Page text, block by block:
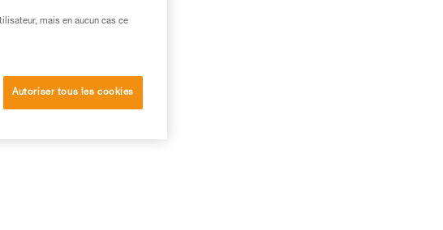
rechargeable
de
mais en aucun cas ce
Autoriser tous les cookies